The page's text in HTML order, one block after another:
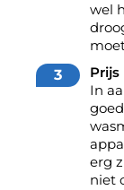
wel
Prijs
In
erg
niet